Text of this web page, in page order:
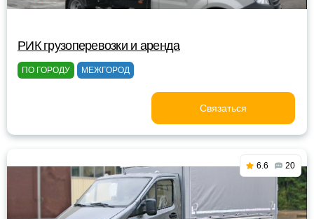
РИК грузоперевозки и аренда
ПО ГОРОДУ МЕЖГОРОД
Связаться
6.6 20